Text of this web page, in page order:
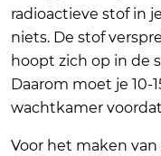
radioactieve stof in
niets. De stof
hoopt zich op in de
Daarom moet je
wachtkamer
Voor het maken